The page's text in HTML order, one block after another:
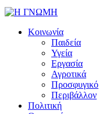
Κοινωνία
Παιδεία
Υγεία
Εργασία
Αγροτικά
Προσφυγικό
Περιβάλλον
Πολιτική